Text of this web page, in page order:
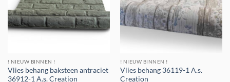
! NIEUW BINNEN !
Vlies behang baksteen antraciet
36912-1 A.s. Creation
! NIEUW BINNEN !
Vlies behang 36119-1 A.s.
Creation